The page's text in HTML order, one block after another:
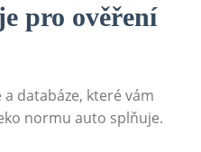
pro ověření
databáze, které vám​
normu⁤ auto⁢ splňuje.